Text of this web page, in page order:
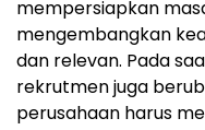
mempersiapkan
mengembangkan
dan relevan. Pada
rekrutmen juga
perusahaan harus